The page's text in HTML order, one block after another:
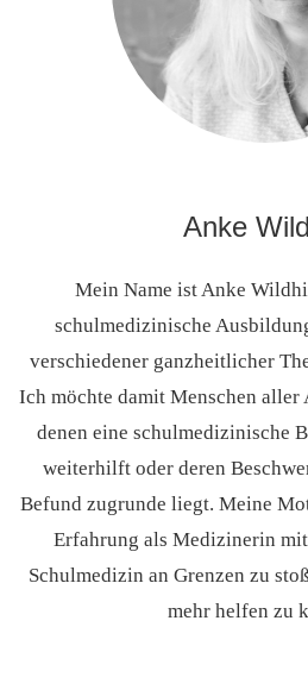
Anke
Mein Name ist Anke
schulmedizinische
verschiedener ganzheitlicher
Ich möchte damit Menschen aller
denen eine schulmedizinische
weiterhilft oder deren
Befund zugrunde liegt. Meine
Erfahrung als Medizinerin
Schulmedizin an Grenzen zu
mehr helfen zu